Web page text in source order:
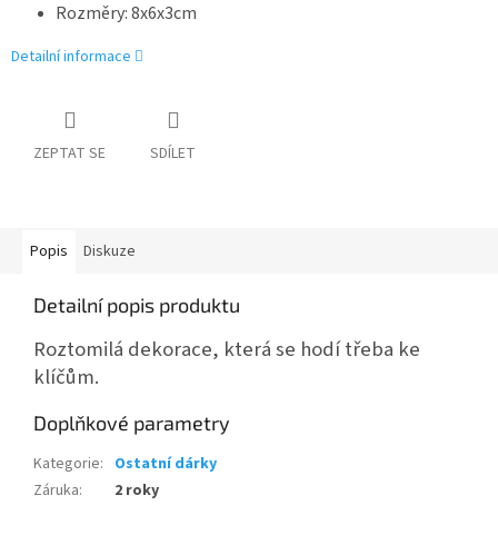
Rozměry: 8x6x3cm
Detailní informace
ZEPTAT SE SDÍLET
Popis Diskuze
Detailní popis produktu
Roztomilá dekorace, která se hodí třeba ke
klíčům.
Doplňkové parametry
Kategorie: Ostatní dárky
Záruka: 2 roky